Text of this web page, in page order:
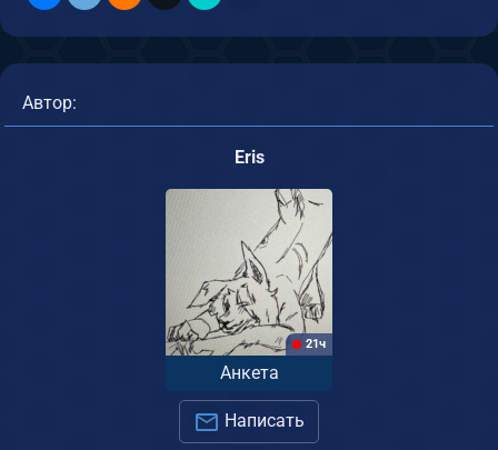
Автор:
Eris
21ч
Анкета
Написать